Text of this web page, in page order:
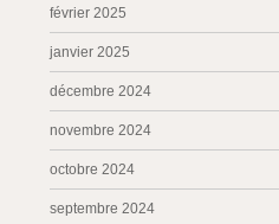
février 2025
janvier 2025
décembre 2024
novembre 2024
octobre 2024
septembre 2024